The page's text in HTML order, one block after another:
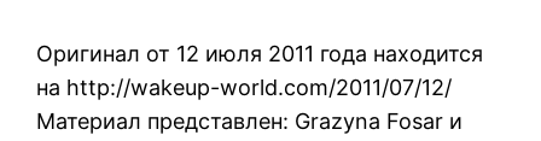
Оригинал от 12 июля 2011 года находится
на http://wakeup-world.com/2011/07/12/
Материал представлен: Grazyna Fosar и